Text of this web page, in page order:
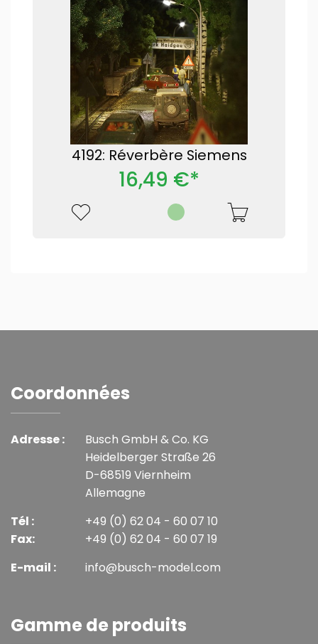
4192: Réverbère Siemens
16,49 €*
Coordonnées
Adresse :
Busch GmbH & Co. KG
Heidelberger Straße 26
D-68519 Viernheim
Allemagne
Tél :
Fax:
+49 (0) 62 04 - 60 07 10
+49 (0) 62 04 - 60 07 19
E-mail :
info@busch-model.com
Gamme de produits